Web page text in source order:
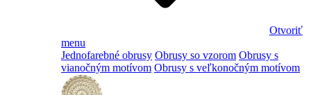
Otvoriť
menu
Jednofarebné obrusy Obrusy so vzorom Obrusy s
vianočným motívom Obrusy s veľkonočným motívom